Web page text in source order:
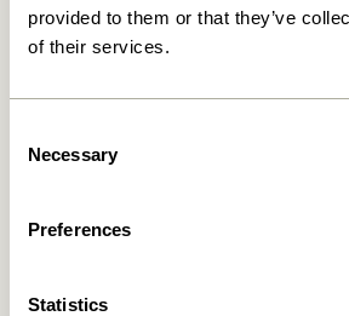
provided to them or that they’ve
of their services.
Selection
Necessary
Preferences
Statistics
829,00kr.